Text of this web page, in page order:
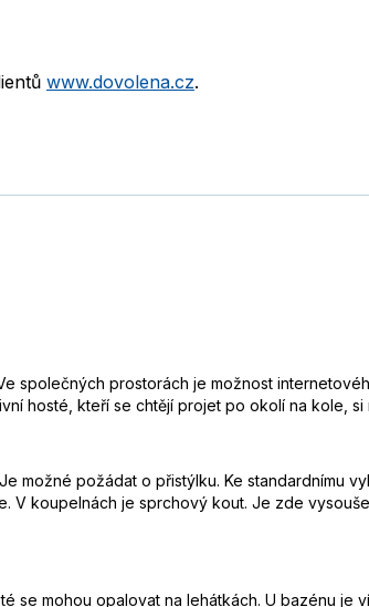
www.dovolena.cz.
společných prostorách je možnost
hosté, kteří se chtějí projet po okolí na kole,
možné požádat o přistýlku. Ke standardnímu
koupelnách je sprchový kout. Je zde
se mohou opalovat na lehátkách. U bazénu je